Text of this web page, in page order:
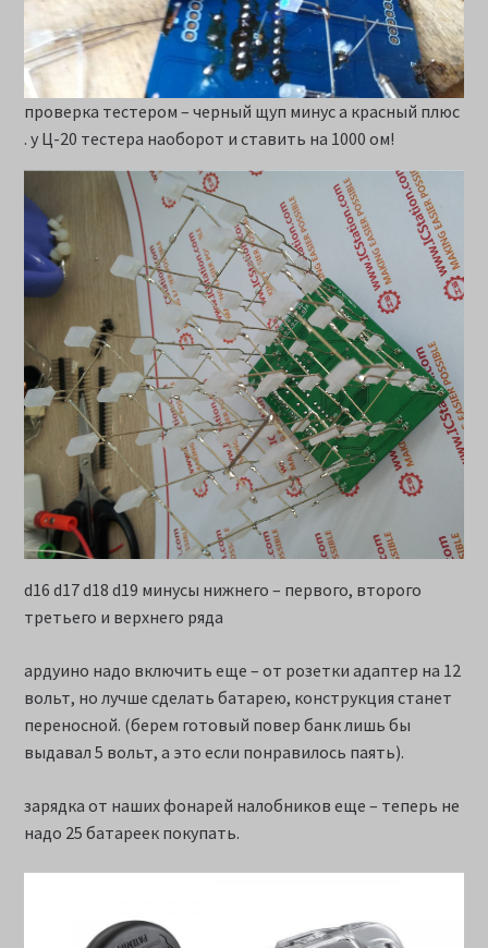
проверка тестером – черный щуп минус а красный плюс
. у Ц-20 тестера наоборот и ставить на 1000 ом!
d16 d17 d18 d19 минусы нижнего – первого, второго
третьего и верхнего ряда
ардуино надо включить еще – от розетки адаптер на 12
вольт, но лучше сделать батарею, конструкция станет
переносной. (берем готовый повер банк лишь бы
выдавал 5 вольт, а это если понравилось паять).
зарядка от наших фонарей налобников еще – теперь не
надо 25 батареек покупать.